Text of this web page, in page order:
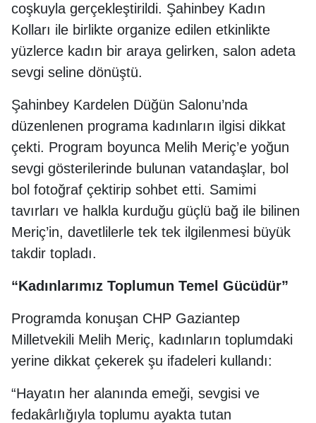
coşkuyla gerçekleştirildi. Şahinbey Kadın
Kolları ile birlikte organize edilen etkinlikte
yüzlerce kadın bir araya gelirken, salon adeta
sevgi seline dönüştü.
Şahinbey Kardelen Düğün Salonu’nda
düzenlenen programa kadınların ilgisi dikkat
çekti. Program boyunca Melih Meriç’e yoğun
sevgi gösterilerinde bulunan vatandaşlar, bol
bol fotoğraf çektirip sohbet etti. Samimi
tavırları ve halkla kurduğu güçlü bağ ile bilinen
Meriç’in, davetlilerle tek tek ilgilenmesi büyük
takdir topladı.
“Kadınlarımız Toplumun Temel Gücüdür”
Programda konuşan CHP Gaziantep
Milletvekili Melih Meriç, kadınların toplumdaki
yerine dikkat çekerek şu ifadeleri kullandı:
“Hayatın her alanında emeği, sevgisi ve
fedakârlığıyla toplumu ayakta tutan